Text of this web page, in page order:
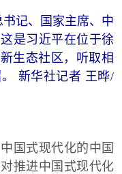
记、国家主席、中
是习近平在位于徐
生态社区，听取相
新华社记者 王晔/
国式现代化的中国
推进中国式现代化